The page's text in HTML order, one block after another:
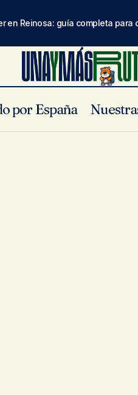
en Reinosa: guía completa
por España